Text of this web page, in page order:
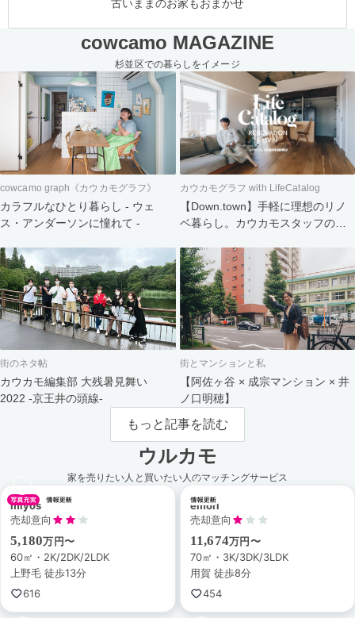
古いままのお家もおまかせ
cowcamo MAGAZINE
杉並区での暮らしをイメージ
cowcamo graph《カウカモグラフ》
カラフルなひとり暮らし - ウェ
ス・アンダーソンに憧れて -
カウカモグラフ with LifeCatalog
【Down.town】手軽に理想のリノ
ベ暮らし。カウカモスタッフの家
街のネタ帖
カウカモ編集部 大残暑見舞い
2022 -京王井の頭線-
街とマンションと私
【阿佐ヶ谷 × 成宗マンション × 井
ノ口明穂】
もっと記事を読む
ウルカモ
家を売りたい人と買いたい人のマッチングサービス
miyos
売却意向
5,180万円〜
60㎡・2K/2DK/2LDK
上野毛 徒歩13分
616
emori
売却意向
11,674万円〜
70㎡・3K/3DK/3LDK
用賀 徒歩8分
454